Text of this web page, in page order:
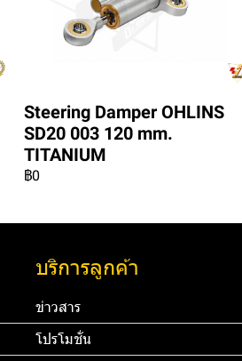
Steering Damper OHLINS
SD20 003 120 mm.
TITANIUM
฿0
บริการลูกค้า
ข่าวสาร
โปรโมชั่น